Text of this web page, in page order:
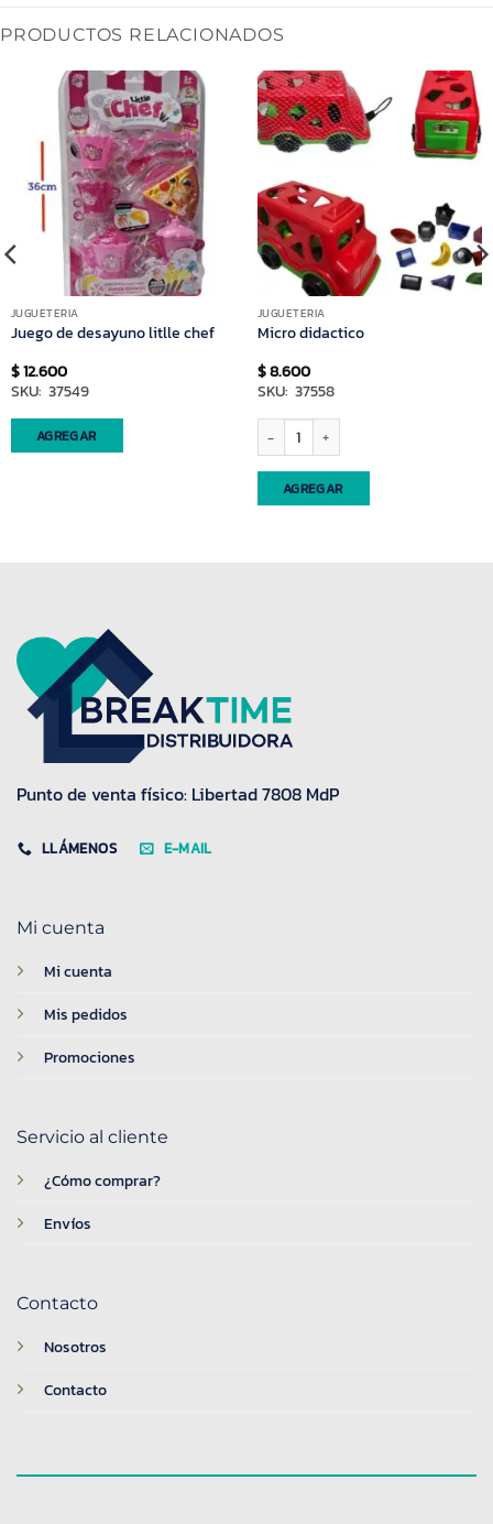
PRODUCTOS RELACIONADOS
JUGUETERIA
Juego de desayuno litlle chef
$12.600
SKU: 37549
AGREGAR
JUGUETERIA
Micro didactico
$8.600
SKU: 37558
Micro didactico cantidad
AGREGAR
Punto de venta físico: Libertad 7808 MdP
LLÁMENOS E-MAIL
Mi cuenta
Mi cuenta
Mis pedidos
Promociones
Servicio al cliente
¿Cómo comprar?
Envíos
Contacto
Nosotros
Contacto